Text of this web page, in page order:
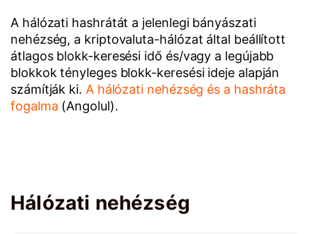
A hálózati hashrátát a jelenlegi bányászati
nehézség, a kriptovaluta-hálózat által beállított
átlagos blokk-keresési idő és/vagy a legújabb
blokkok tényleges blokk-keresési ideje alapján
számítják ki. A hálózati nehézség és a hashráta
fogalma (Angolul).
Hálózati nehézség